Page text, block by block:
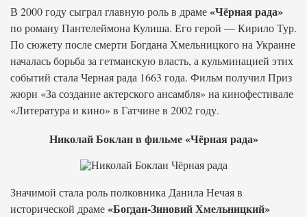
В 2000 году сыграл главную роль в драме«Чёрная рада»
по роману Пантелеймона Кулиша. Его герой — Кирило Тур.
По сюжету после смерти Богдана Хмельницкого на Украине
началась борьба за гетманскую власть, а кульминацией этих
событий стала Черная рада 1663 года. Фильм получил Приз
жюри «За создание актерского ансамбля» на кинофестивале
«Литература и кино» в Гатчине в 2002 году.
Николай Боклан в фильме «Чёрная рада»
Значимой стала роль полковника Данила Нечая в
исторической драме«Богдан-Зиновий Хмельницкий»